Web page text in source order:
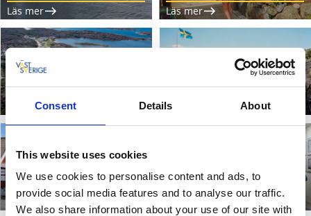
Consent Details About
This website uses cookies
We use cookies to personalise content and ads, to
provide social media features and to analyse our traffic.
We also share information about your use of our site with
Läs mer Läs mer
Stocken Camping
Läs mer
Lådfabriken
Läs mer
Lotshotellet
Läs mer
Atelier 795